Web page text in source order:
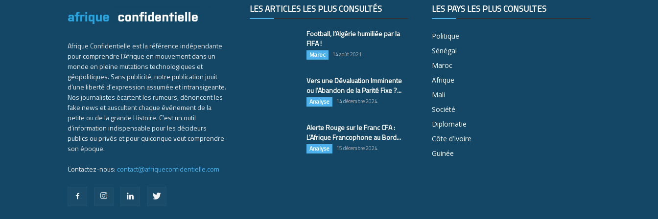
Afrique Confidentielle est la référence indépendante
pour comprendre l’Afrique en mouvement dans un
monde en pleine mutations technologiques et
géopolitiques. Sans publicité, notre publication jouit
d’une liberté d’expression assumée et intransigeante.
Nos journalistes écartent les rumeurs, dénoncent les
fake news et auscultent chaque événement de la
petite ou de la grande Histoire. C’est un outil
d’information indispensable pour les décideurs
publics ou privés et pour quiconque veut comprendre
son époque.
Contactez-nous: contact@afriqueconfidentielle.com
LES ARTICLES LES PLUS CONSULTÉS
Football, l’Algérie humiliée par la
FIFA !
Maroc 14 août 2021
Vers une Dévaluation Imminente
ou l’Abandon de la Parité Fixe ?...
Analyse 14 décembre 2024
Alerte Rouge sur le Franc CFA :
L’Afrique Francophone au Bord...
Analyse 15 décembre 2024
LES PAYS LES PLUS CONSULTÉS
Politique
Sénégal
Maroc
Afrique
Mali
Société
Diplomatie
Côte d’Ivoire
Guinée